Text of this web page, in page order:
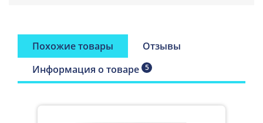
подходит для мытья холодильников, газовых и
электрических плит, кафельных поверхностей, ванны и
раковины, посуды, для удаления загрязнений с
металлических и хромированных покрытий, для удаления
свежих пятен с одежды, например, брызг грязи на брюках,
загрязнений.
Похожие товары
Отзывы
Информация о товаре 5